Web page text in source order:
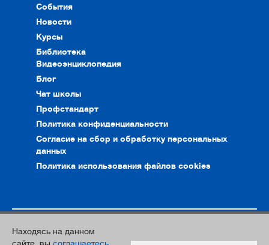
События
Новости
Курсы
Библиотека
Видеоэнциклопедия
Блог
Чат школы
Профстандарт
Политика конфиденциальности
Согласие на сбор и обработку персональных
данных
Политика использования файлов cookies
© 2010–2026. Интернет-ресурс профессионального сообщества
Находясь на данном